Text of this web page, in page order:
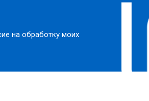
от 40 мин
на обработку моих